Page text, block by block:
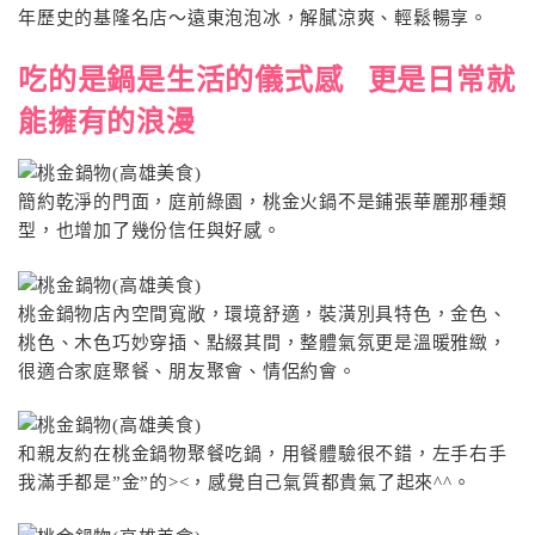
年歷史的基隆名店〜遠東泡泡冰，解膩涼爽、輕鬆暢享。
吃的是鍋是生活的儀式感 更是日常就
能擁有的浪漫
簡約乾淨的門面，庭前綠園，桃金火鍋不是鋪張華麗那種類
型，也增加了幾份信任與好感。
桃金鍋物店內空間寬敞，環境舒適，裝潢別具特色，金色、
桃色、木色巧妙穿插、點綴其間，整體氣氛更是溫暖雅緻，
很適合家庭聚餐、朋友聚會、情侶約會。
和親友約在桃金鍋物聚餐吃鍋，用餐體驗很不錯，左手右手
我滿手都是”金”的><，感覺自己氣質都貴氣了起來^^。